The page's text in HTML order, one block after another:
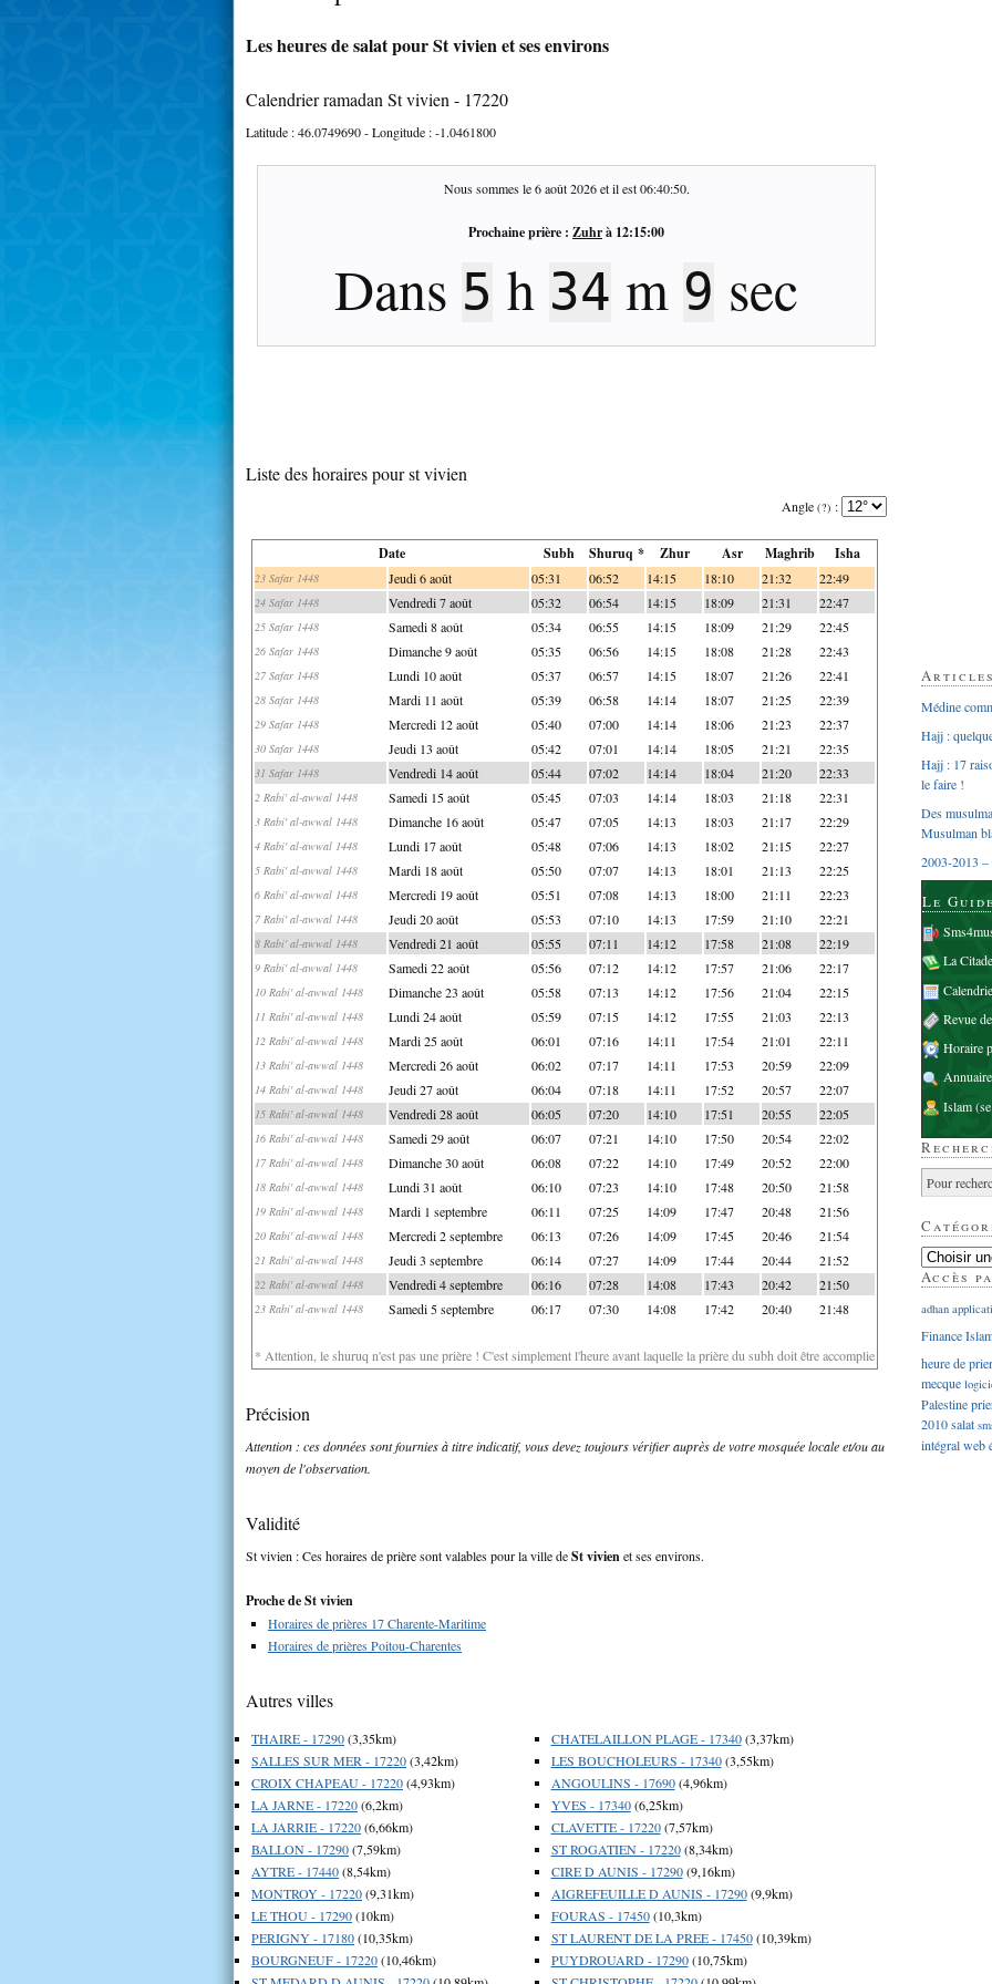
Les heures de salat pour St vivien et ses environs
Calendrier ramadan St vivien - 17220
Latitude :46.0749690- Longitude :-1.0461800
Nous sommes le6 août 2026et il est06:40:51.
Prochaine prière : Zuhrà 12:15:00
Dans 5 h 34 m 8 sec
Liste des horaires pour st vivien
Angle (?) :
Date Subh Shuruq * Zhur Asr Maghrib Isha
23 Safar 1448 Jeudi 6 août 05:31 06:52 14:15 18:10 21:32 22:49
24 Safar 1448 Vendredi 7 août 05:32 06:54 14:15 18:09 21:31 22:47
25 Safar 1448 Samedi 8 août 05:34 06:55 14:15 18:09 21:29 22:45
26 Safar 1448 Dimanche 9 août 05:35 06:56 14:15 18:08 21:28 22:43
27 Safar 1448 Lundi 10 août 05:37 06:57 14:15 18:07 21:26 22:41
28 Safar 1448 Mardi 11 août 05:39 06:58 14:14 18:07 21:25 22:39
29 Safar 1448 Mercredi 12 août 05:40 07:00 14:14 18:06 21:23 22:37
30 Safar 1448 Jeudi 13 août 05:42 07:01 14:14 18:05 21:21 22:35
31 Safar 1448 Vendredi 14 août 05:44 07:02 14:14 18:04 21:20 22:33
2 Rabi' al-awwal 1448 Samedi 15 août 05:45 07:03 14:14 18:03 21:18 22:31
3 Rabi' al-awwal 1448 Dimanche 16 août 05:47 07:05 14:13 18:03 21:17 22:29
4 Rabi' al-awwal 1448 Lundi 17 août 05:48 07:06 14:13 18:02 21:15 22:27
5 Rabi' al-awwal 1448 Mardi 18 août 05:50 07:07 14:13 18:01 21:13 22:25
6 Rabi' al-awwal 1448 Mercredi 19 août 05:51 07:08 14:13 18:00 21:11 22:23
7 Rabi' al-awwal 1448 Jeudi 20 août 05:53 07:10 14:13 17:59 21:10 22:21
8 Rabi' al-awwal 1448 Vendredi 21 août 05:55 07:11 14:12 17:58 21:08 22:19
9 Rabi' al-awwal 1448 Samedi 22 août 05:56 07:12 14:12 17:57 21:06 22:17
10 Rabi' al-awwal 1448 Dimanche 23 août 05:58 07:13 14:12 17:56 21:04 22:15
11 Rabi' al-awwal 1448 Lundi 24 août 05:59 07:15 14:12 17:55 21:03 22:13
12 Rabi' al-awwal 1448 Mardi 25 août 06:01 07:16 14:11 17:54 21:01 22:11
13 Rabi' al-awwal 1448 Mercredi 26 août 06:02 07:17 14:11 17:53 20:59 22:09
14 Rabi' al-awwal 1448 Jeudi 27 août 06:04 07:18 14:11 17:52 20:57 22:07
15 Rabi' al-awwal 1448 Vendredi 28 août 06:05 07:20 14:10 17:51 20:55 22:05
16 Rabi' al-awwal 1448 Samedi 29 août 06:07 07:21 14:10 17:50 20:54 22:02
17 Rabi' al-awwal 1448 Dimanche 30 août 06:08 07:22 14:10 17:49 20:52 22:00
18 Rabi' al-awwal 1448 Lundi 31 août 06:10 07:23 14:10 17:48 20:50 21:58
19 Rabi' al-awwal 1448 Mardi 1 septembre 06:11 07:25 14:09 17:47 20:48 21:56
20 Rabi' al-awwal 1448 Mercredi 2 septembre 06:13 07:26 14:09 17:45 20:46 21:54
21 Rabi' al-awwal 1448 Jeudi 3 septembre 06:14 07:27 14:09 17:44 20:44 21:52
22 Rabi' al-awwal 1448 Vendredi 4 septembre 06:16 07:28 14:08 17:43 20:42 21:50
23 Rabi' al-awwal 1448 Samedi 5 septembre 06:17 07:30 14:08 17:42 20:40 21:48
* Attention, le shuruq n'est pas une prière ! C'est simplement l'heure avant laquelle la prière du subh doit être accomplie
Précision
Attention : ces données sont fournies à titre indicatif, vous devez toujours vérifier auprès de votre mosquée locale et/ou au
moyen de l'observation.
Validité
St vivien : Ces horaires de prière sont valables pour la ville deSt vivienet ses environs.
Proche de St vivien
Horaires de prières 17 Charente-Maritime
Horaires de prières Poitou-Charentes
Autres villes
THAIRE - 17290(3,35km)
SALLES SUR MER - 17220(3,42km)
CROIX CHAPEAU - 17220(4,93km)
LA JARNE - 17220(6,2km)
LA JARRIE - 17220(6,66km)
BALLON - 17290(7,59km)
AYTRE - 17440(8,54km)
MONTROY - 17220(9,31km)
LE THOU - 17290(10km)
PERIGNY - 17180(10,35km)
BOURGNEUF - 17220(10,46km)
CHATELAILLON PLAGE - 17340(3,37km)
LES BOUCHOLEURS - 17340(3,55km)
ANGOULINS - 17690(4,96km)
YVES - 17340(6,25km)
CLAVETTE - 17220(7,57km)
ST ROGATIEN - 17220(8,34km)
CIRE D AUNIS - 17290(9,16km)
AIGREFEUILLE D AUNIS - 17290(9,9km)
FOURAS - 17450(10,3km)
ST LAURENT DE LA PREE - 17450(10,39km)
PUYDROUARD - 17290(10,75km)
Médine
Hajj :
Hajj : 17
le faire !
Des
Musulman
2003-2013 –
Le
La
Revue
Horaire
Islam
Accès
adhan
Finance
heure de
mecque
Palestine
2010salat
intégralweb